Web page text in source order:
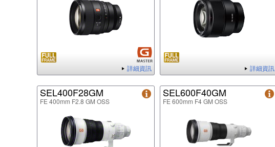
詳細資訊 詳細資訊
SEL400F28GM
FE 400mm F2.8 GM OSS
SEL600F40GM
FE 600mm F4 GM OSS